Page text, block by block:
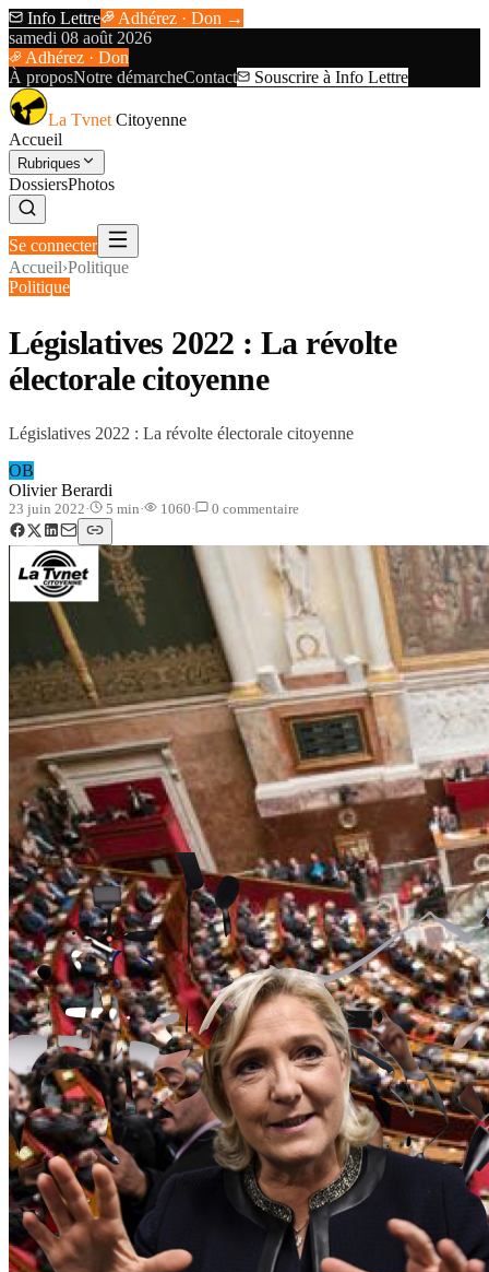
Info Lettre
Adhérez · Don →
samedi 08 août 2026
Adhérez · Don
À proposNotre démarcheContact Souscrire à Info Lettre
La Tvnet Citoyenne
Accueil
Rubriques
DossiersPhotos
Se connecter
Accueil›Politique
Politique
Législatives 2022 : La révolte
électorale citoyenne
Législatives 2022 : La révolte électorale citoyenne
OB
Olivier Berardi
23 juin 2022· 5 min· 1060· 0 commentaire